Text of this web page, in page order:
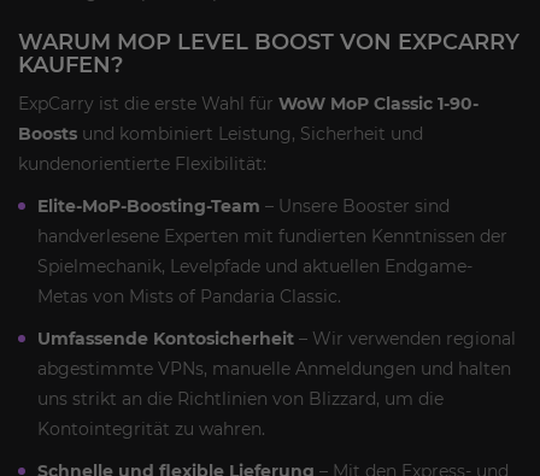
WARUM MOP LEVEL BOOST VON EXPCARRY
KAUFEN?
ExpCarry ist die erste Wahl für WoW MoP Classic 1-90-
Boosts und kombiniert Leistung, Sicherheit und
kundenorientierte Flexibilität:
Elite-MoP-Boosting-Team – Unsere Booster sind
handverlesene Experten mit fundierten Kenntnissen der
Spielmechanik, Levelpfade und aktuellen Endgame-
Metas von Mists of Pandaria Classic.
Umfassende Kontosicherheit – Wir verwenden regional
abgestimmte VPNs, manuelle Anmeldungen und halten
uns strikt an die Richtlinien von Blizzard, um die
Kontointegrität zu wahren.
Schnelle und flexible Lieferung – Mit den Express- und